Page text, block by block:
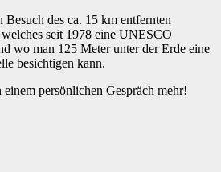
des ca. 15 km entfernten
seit 1978 eine UNESCO
wo man 125 Meter unter der Erde eine
besichtigen kann.
persönlichen Gespräch mehr!